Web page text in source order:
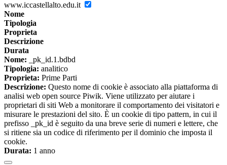
www.iccastellalto.edu.it
Nome
Tipologia
Proprieta
Descrizione
Durata
Nome: _pk_id.1.bdbd
Tipologia: analitico
Proprieta: Prime Parti
Descrizione: Questo nome di cookie è associato alla piattaforma di
analisi web open source Piwik. Viene utilizzato per aiutare i
proprietari di siti Web a monitorare il comportamento dei visitatori e
misurare le prestazioni del sito. È un cookie di tipo pattern, in cui il
prefisso _pk_id è seguito da una breve serie di numeri e lettere, che
si ritiene sia un codice di riferimento per il dominio che imposta il
cookie.
Durata: 1 anno